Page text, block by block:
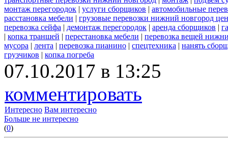
монтаж перегородок | услуги сборщиков | автомобильные
расстановка мебели | грузовые перевозки нижний новгород
перевозка сейфа | демонтаж перегородок | аренда сборщиков |
| копка траншей | перестановка мебели | перевозка вещей
мусора | лента | перевозка пианино | спецтехника | нанять
грузчиков | копка погреба
07.10.2017 в 13:25
комментировать
Интересно Вам интересно
Больше не интересно
(0)